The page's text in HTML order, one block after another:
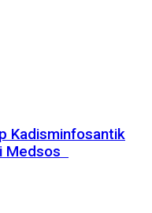
Kadisminfosantik
Medsos